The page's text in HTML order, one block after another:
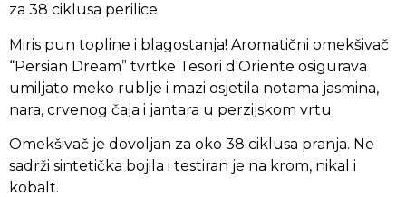
za 38 ciklusa perilice.
Miris pun topline i blagostanja! Aromatični omekšivač
“Persian Dream” tvrtke Tesori d'Oriente osigurava
umiljato meko rublje i mazi osjetila notama jasmina,
nara, crvenog čaja i jantara u perzijskom vrtu.
Omekšivač je dovoljan za oko 38 ciklusa pranja. Ne
sadrži sintetička bojila i testiran je na krom, nikal i
kobalt.